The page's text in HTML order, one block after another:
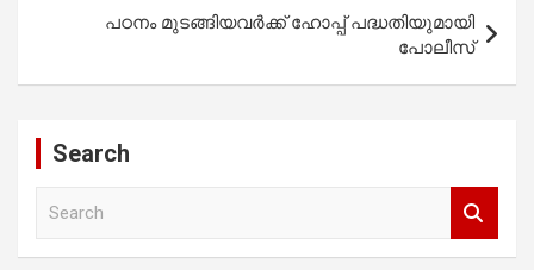
പഠനം മുടങ്ങിയവര്‍ക്ക് ഹോപ്പ് പദ്ധതിയുമായി
പോലീസ്
Search